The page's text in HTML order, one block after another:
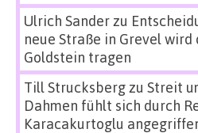
Ulrich Sanderzu
neue Straße in Grevel
Goldstein tragen
Till Strucksbergzu Streit
Dahmen fühlt sich durch
Karacakurtoglu